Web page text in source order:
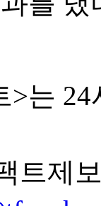
>는
트제